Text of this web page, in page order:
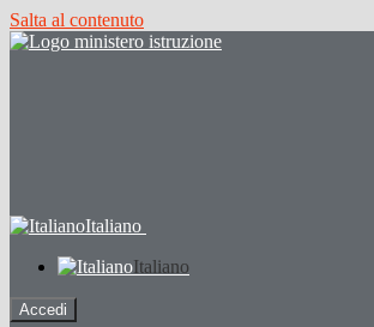
Salta al contenuto
Italiano
Italiano
Accedi